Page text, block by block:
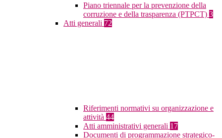
Piano triennale per la prevenzione della
corruzione e della trasparenza (PTPCT) 3
Atti generali 72
Riferimenti normativi su organizzazione e
attività 44
Atti amministrativi generali 17
Documenti di programmazione strategico-